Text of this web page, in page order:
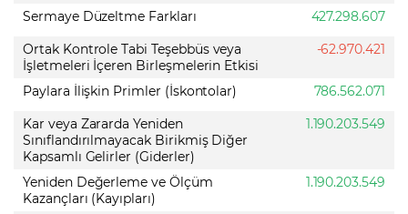
Sermaye Düzeltme Farkları
427.298.607
Ortak Kontrole Tabi Teşebbüs veya
İşletmeleri İçeren Birleşmelerin Etkisi
-62.970.421
Paylara İlişkin Primler (İskontolar)
786.562.071
Kar veya Zararda Yeniden
Sınıflandırılmayacak Birikmiş Diğer
Kapsamlı Gelirler (Giderler)
1.190.203.549
Yeniden Değerleme ve Ölçüm
Kazançları (Kayıpları)
1.190.203.549